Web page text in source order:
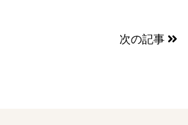
次の記事